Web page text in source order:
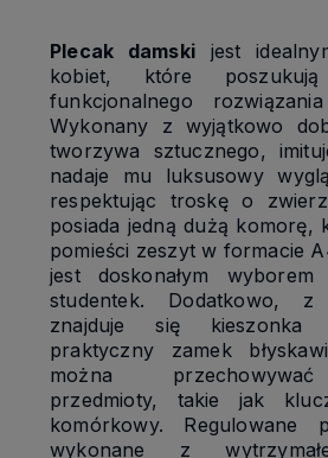
Plecak damski jest
kobiet, które
funkcjonalnego
Wykonany z wyjątkowo
tworzywa sztucznego,
nadaje mu luksusowy
respektując troskę o
posiada jedną dużą komorę,
pomieści zeszyt w formacie
jest doskonałym
studentek. Dodatkowo,
znajduje się kieszonka
praktyczny zamek
można
przedmioty, takie jak
komórkowy. Regulowane
wykonane z